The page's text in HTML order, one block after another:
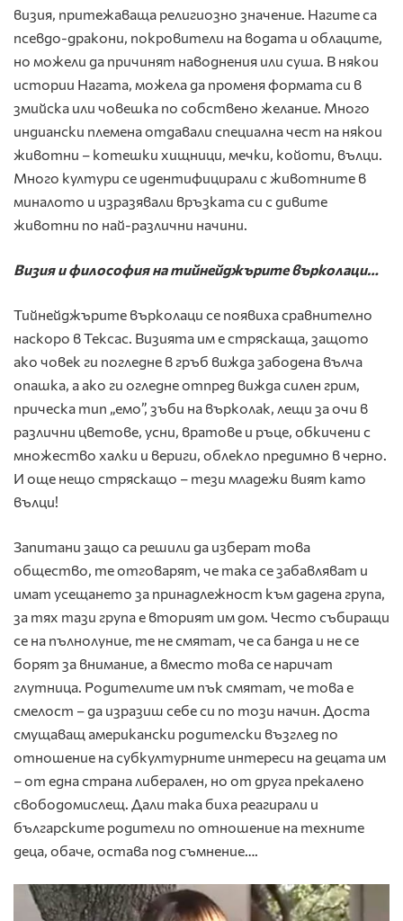
визия, притежаваща религиозно значение. Нагите са
псевдо-дракони, покровители на водата и облаците,
но можели да причинят наводнения или суша. В някои
истории Нагата, можела да променя формата си в
змийска или човешка по собствено желание. Много
индиански племена отдавали специална чест на някои
животни – котешки хищници, мечки, койоти, вълци.
Много култури се идентифицирали с животните в
миналото и изразявали връзката си с дивите
животни по най-различни начини.
Визия и философия на тийнейджърите върколаци…
Тийнейджърите върколаци се появиха сравнително
наскоро в Тексас. Визията им е стряскаща, защото
ако човек ги погледне в гръб вижда забодена вълча
опашка, а ако ги огледне отпред вижда силен грим,
прическа тип „емо”, зъби на върколак, лещи за очи в
различни цветове, усни, вратове и ръце, обкичени с
множество халки и вериги, облекло предимно в черно.
И още нещо стряскащо – тези младежи вият като
вълци!
Запитани защо са решили да изберат това
общество, те отговарят, че така се забавляват и
имат усещането за принадлежност към дадена група,
за тях тази група е вторият им дом. Често събиращи
се на пълнолуние, те не смятат, че са банда и не се
борят за внимание, а вместо това се наричат
глутница. Родителите им пък смятат, че това е
смелост – да изразиш себе си по този начин. Доста
смущаващ американски родителски възглед по
отношение на субкултурните интереси на децата им
– от една страна либерален, но от друга прекалено
свободомислещ. Дали така биха реагирали и
българските родители по отношение на техните
деца, обаче, остава под съмнение….